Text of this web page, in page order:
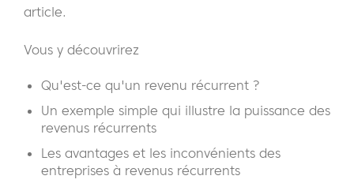
article.
Vous y découvrirez
Qu'est-ce qu'un revenu récurrent ?
Un exemple simple qui illustre la puissance des
revenus récurrents
Les avantages et les inconvénients des
entreprises à revenus récurrents